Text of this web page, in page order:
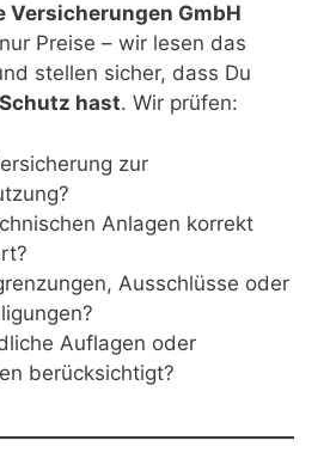
Versicherungen GmbH
Preise – wir lesen das
stellen sicher, dass Du
hast. Wir prüfen:
zur
Anlagen korrekt
Ausschlüsse oder
Auflagen oder
berücksichtigt?